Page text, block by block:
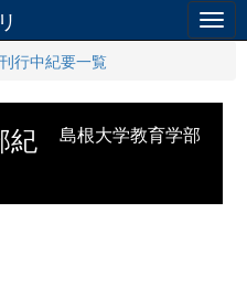
刊行中紀要一覧
島根大学教育学部
紀